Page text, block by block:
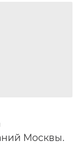
Москвы.